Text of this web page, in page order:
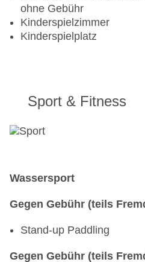
ohne Gebühr
Kinderspielzimmer
Kinderspielplatz
Sport & Fitness
Wassersport
Gegen Gebühr (teils
Stand-up Paddling
Gegen Gebühr (teils